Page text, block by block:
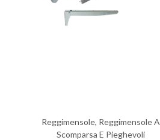
Reggimensole, Reggimensole A
Scomparsa E Pieghevoli